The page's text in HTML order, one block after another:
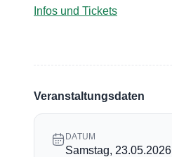
Infos und Tickets
Veranstaltungsdaten
DATUM
Samstag, 23.05.2026